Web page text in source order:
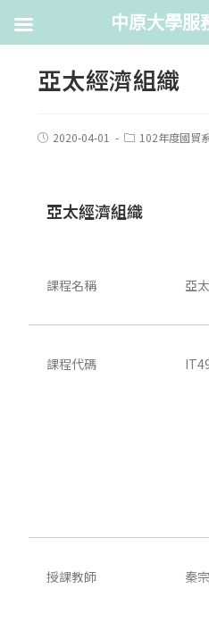
亞太經濟組織
2020-04-01 102年度國貿
亞太經濟組織
課程名稱 亞
課程代碼
授課教師 秦
中原大學服